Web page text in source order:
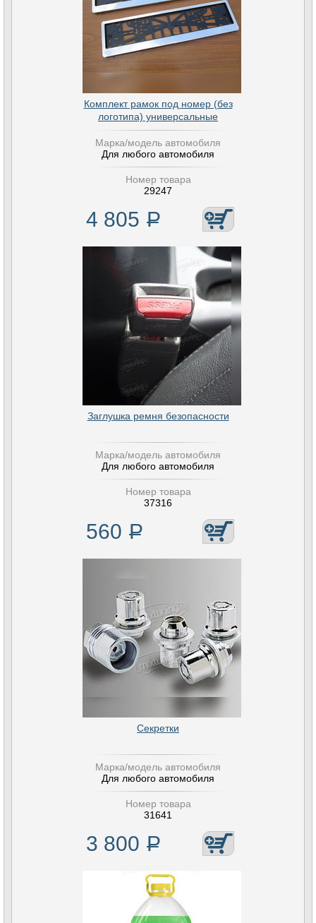
Комплект рамок под номер (без
логотипа) универсальные
Марка/модель автомобиля
Для любого автомобиля
Номер товара
29247
4 805 Р
Заглушка ремня безопасности
Марка/модель автомобиля
Для любого автомобиля
Номер товара
37316
560 Р
Секретки
Марка/модель автомобиля
Для любого автомобиля
Номер товара
31641
3 800 Р